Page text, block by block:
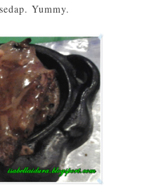
Yummy.